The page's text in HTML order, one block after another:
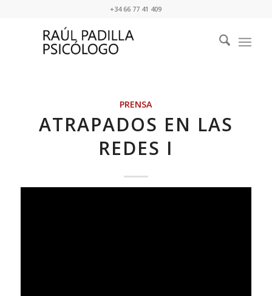
+34 66 77 41 409
PRENSA
ATRAPADOS EN LAS
REDES I